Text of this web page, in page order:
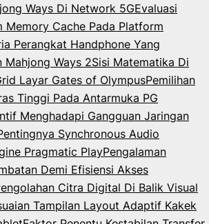
Ways Di Network 5GEvaluasi
Memory Cache Pada Platform
Perangkat Handphone Yang
Mahjong Ways 2Sisi Matematika Di
Layar Gates of OlympusPemilihan
Tinggi Pada Antarmuka PG
Menghadapi Gangguan Jaringan
Synchronous Audio
Pragmatic PlayPengalaman
Demi Efisiensi Akses
Citra Digital Di Balik Visual
Tampilan Layout Adaptif Kakek